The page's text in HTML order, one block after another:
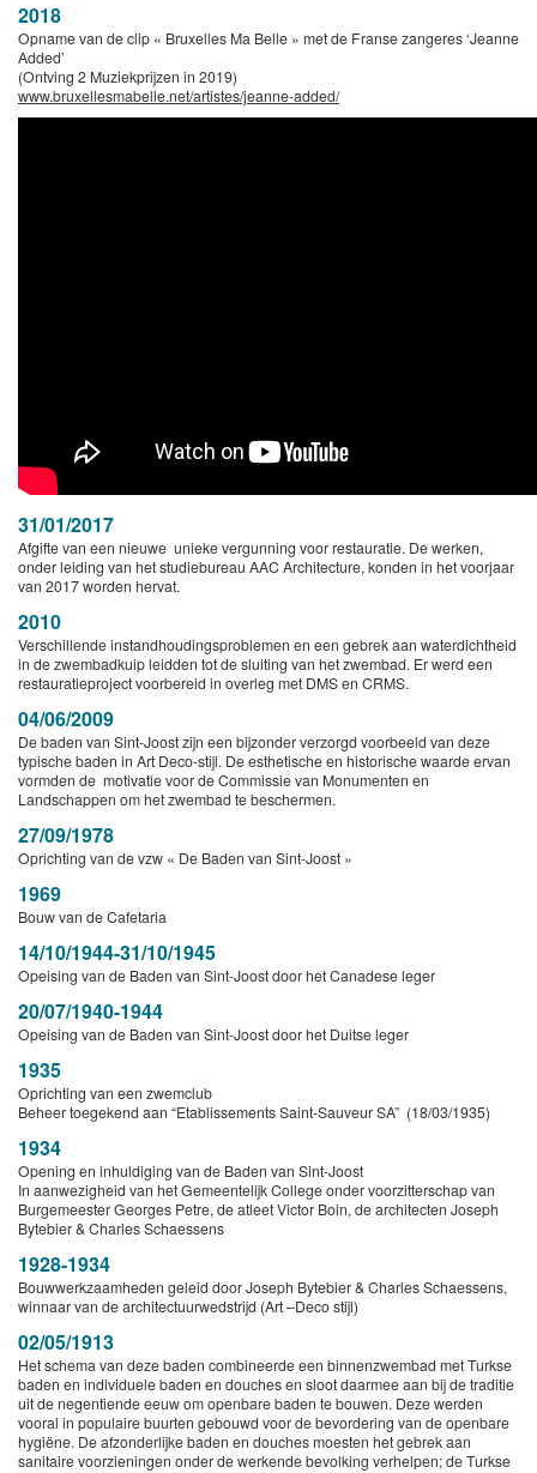
2018
Opname van de clip « Bruxelles Ma Belle » met de Franse zangeres ‘Jeanne
Added’
(Ontving 2 Muziekprijzen in 2019)
www.bruxellesmabelle.net/artistes/jeanne-added/
31/01/2017
Afgifte van een nieuwe unieke vergunning voor restauratie. De werken,
onder leiding van het studiebureau AAC Architecture, konden in het voorjaar
van 2017 worden hervat.
2010
Verschillende instandhoudingsproblemen en een gebrek aan waterdichtheid
in de zwembadkuip leidden tot de sluiting van het zwembad. Er werd een
restauratieproject voorbereid in overleg met DMS en CRMS.
04/06/2009
De baden van Sint-Joost zijn een bijzonder verzorgd voorbeeld van deze
typische baden in Art Deco-stijl. De esthetische en historische waarde ervan
vormden de motivatie voor de Commissie van Monumenten en
Landschappen om het zwembad te beschermen.
27/09/1978
Oprichting van de vzw « De Baden van Sint-Joost »
1969
Bouw van de Cafetaria
14/10/1944-31/10/1945
Opeising van de Baden van Sint-Joost door het Canadese leger
20/07/1940-1944
Opeising van de Baden van Sint-Joost door het Duitse leger
1935
Oprichting van een zwemclub
Beheer toegekend aan “Etablissements Saint-Sauveur SA” (18/03/1935)
1934
Opening en inhuldiging van de Baden van Sint-Joost
In aanwezigheid van het Gemeentelijk College onder voorzitterschap van
Burgemeester Georges Petre, de atleet Victor Boin, de architecten Joseph
Bytebier & Charles Schaessens
1928-1934
Bouwwerkzaamheden geleid door Joseph Bytebier & Charles Schaessens,
winnaar van de architectuurwedstrijd (Art –Deco stijl)
02/05/1913
Het schema van deze baden combineerde een binnenzwembad met Turkse
baden en individuele baden en douches en sloot daarmee aan bij de traditie
uit de negentiende eeuw om openbare baden te bouwen. Deze werden
vooral in populaire buurten gebouwd voor de bevordering van de openbare
hygiëne. De afzonderlijke baden en douches moesten het gebrek aan
sanitaire voorzieningen onder de werkende bevolking verhelpen; de Turkse